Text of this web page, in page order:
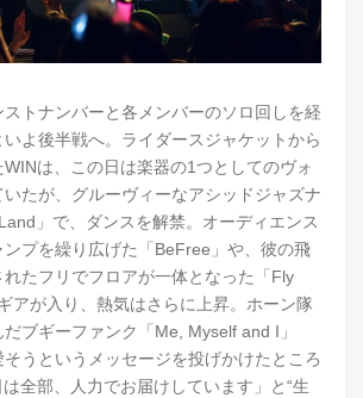
トナンバーと各メンバーのソロ回しを経
よ後半戦へ。ライダースジャケットから
は、この日は楽器の1つとしてのヴォ
たが、グルーヴィーなアシッドジャズナ
」で、ダンスを解禁。オーディエンス
ンプを繰り広げた「BeFree」や、彼の飛
たフリでフロアが一体となった「Fly
アが入り、熱気はさらに上昇。ホーン隊
ブギーファンク「Me, Myself and I」
うというメッセージを投げかけたところ
全部、人力でお届けしています」と“生